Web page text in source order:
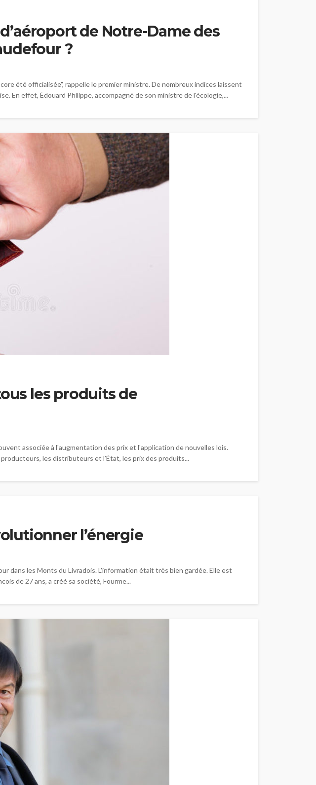
de Notre-Dame des
?
été officialisée", rappelle le premier ministre. De nombreux indices laissent
En effet, Édouard Philippe, accompagné de son ministre de l'écologie,...
les produits de
associée à l'augmentation des prix et l'application de nouvelles lois.
les distributeurs et l’État, les prix des produits...
l’énergie
dans les Monts du Livradois. L'information était très bien gardée. Elle est
de 27 ans, a créé sa société, Fourme...